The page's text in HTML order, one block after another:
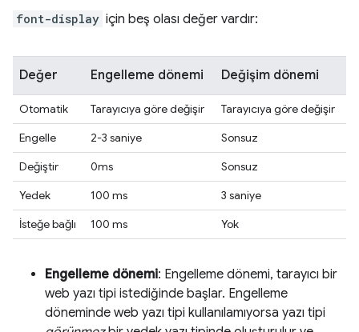
font-display için beş olası değer vardır:
Değer Engelleme dönemi Değişim dönemi
Otomatik Tarayıcıya göre değişir
Tarayıcıya göre değişir
Engelle
2-3 saniye
Sonsuz
Değiştir
0ms
Sonsuz
Yedek
100 ms
3 saniye
İsteğe bağlı
100 ms Yok
Engelleme dönemi: Engelleme dönemi, tarayıcı bir
web yazı tipi istediğinde başlar. Engelleme
döneminde web yazı tipi kullanılamıyorsa yazı tipi